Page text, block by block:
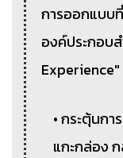
การออกแบบ
องค์ประกอบ
Experience"
• กระตุ้นก
แกะกล่อง